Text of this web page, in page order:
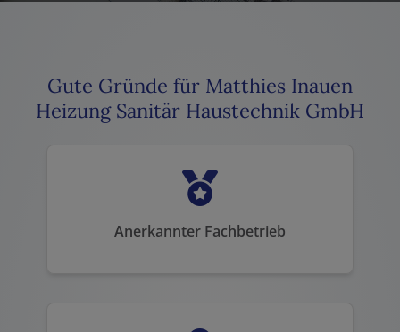
Gute Gründe für Matthies Inauen
Heizung Sanitär Haustechnik GmbH
Anerkannter Fachbetrieb